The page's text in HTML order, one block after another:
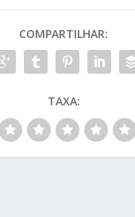
COMPARTILHAR:
TAXA: